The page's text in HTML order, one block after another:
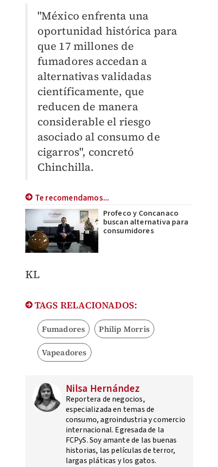
"México enfrenta una
oportunidad histórica para
que 17 millones de
fumadores accedan a
alternativas validadas
científicamente, que
reducen de manera
considerable el riesgo
asociado al consumo de
cigarros", concretó
Chinchilla.
Te recomendamos...
Profeco y Concanaco
buscan alternativa para
consumidores
KL
TAGS RELACIONADOS:
Fumadores Philip Morris
Vapeadores
Nilsa Hernández
Reportera de negocios,
especializada en temas de
consumo, agroindustria y comercio
internacional. Egresada de la
FCPyS. Soy amante de las buenas
historias, las películas de terror,
largas pláticas y los gatos.